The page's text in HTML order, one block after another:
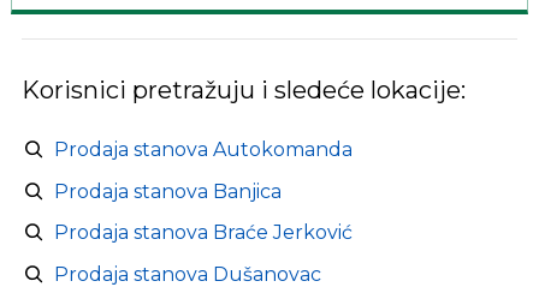
Korisnici pretražuju i sledeće lokacije:
Prodaja stanova Autokomanda
Prodaja stanova Banjica
Prodaja stanova Braće Jerković
Prodaja stanova Dušanovac